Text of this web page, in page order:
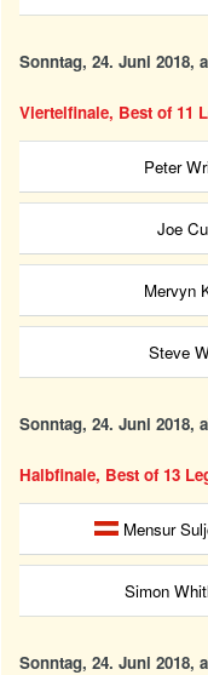
Sonntag, 24. Juni 2018,
Viertelfinale, Best of 11
Peter
Joe
Mervyn
Steve
Sonntag, 24. Juni 2018,
Halbfinale, Best of 13
Mensur
Simon
Sonntag, 24. Juni 2018,